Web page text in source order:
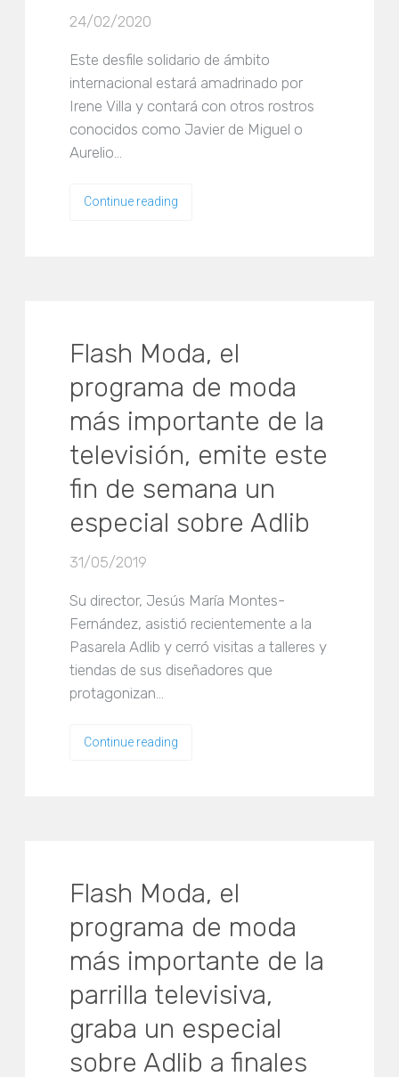
24/02/2020
Este desfile solidario de ámbito
internacional estará amadrinado por
Irene Villa y contará con otros rostros
conocidos como Javier de Miguel o
Aurelio…
Continue reading
Flash Moda, el
programa de moda
más importante de la
televisión, emite este
fin de semana un
especial sobre Adlib
31/05/2019
Su director, Jesús María Montes-
Fernández, asistió recientemente a la
Pasarela Adlib y cerró visitas a talleres y
tiendas de sus diseñadores que
protagonizan…
Continue reading
Flash Moda, el
programa de moda
más importante de la
parrilla televisiva,
graba un especial
sobre Adlib a finales